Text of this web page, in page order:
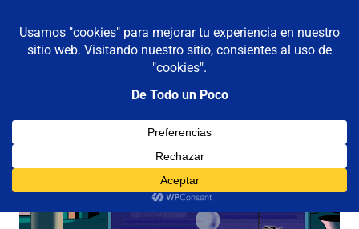
contenido
De todo un poco
Reflexiones,
Viajes
MENÚ